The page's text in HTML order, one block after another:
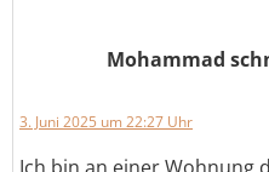
Mohammad
3. Juni 2025 um 22:27 Uhr
Ich bin an einer Wohnung